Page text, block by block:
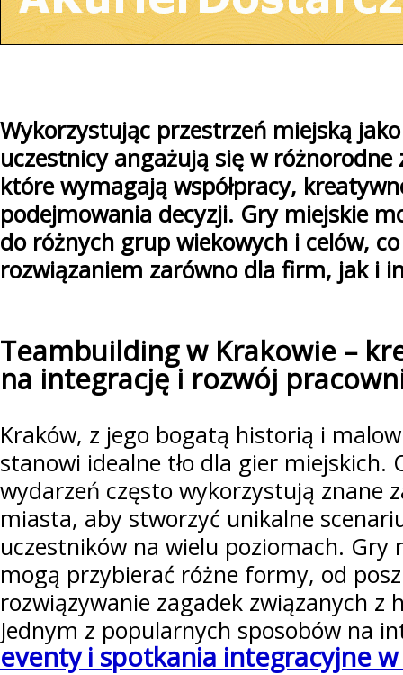
Wykorzystując przestrzeń miejską
uczestnicy angażują się w różnorodne
które wymagają współpracy,
podejmowania decyzji. Gry miejskie
do różnych grup wiekowych i celów,
rozwiązaniem zarówno dla firm, jak i
Teambuilding w Krakowie –
na integrację i rozwój
Kraków, z jego bogatą historią i
stanowi idealne tło dla gier miejskich.
wydarzeń często wykorzystują znane
miasta, aby stworzyć unikalne
uczestników na wielu poziomach. Gry
mogą przybierać różne formy, od
rozwiązywanie zagadek związanych z
Jednym z popularnych sposobów na
eventy i spotkania integracyjne